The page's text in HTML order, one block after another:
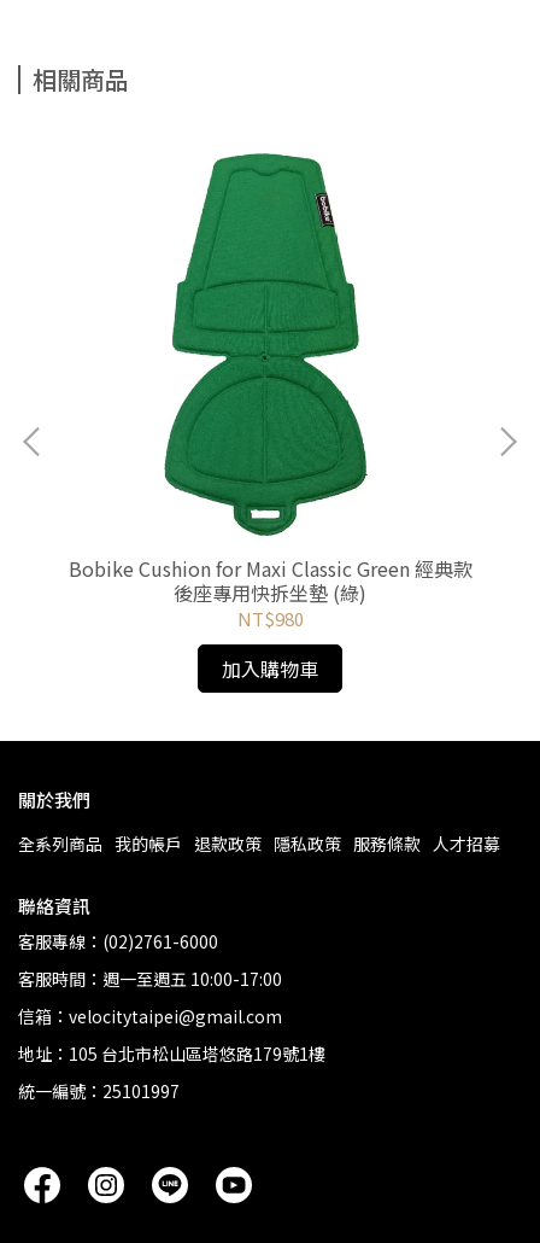
相關商品
Bobike Cushion for Maxi Classic Green 經典款
後座專用快拆坐墊 (綠)
NT$980
加入購物車
關於我們
全系列商品 我的帳戶 退款政策 隱私政策 服務條款 人才招募
聯絡資訊
客服專線：(02)2761-6000
客服時間：週一至週五 10:00-17:00
信箱：velocitytaipei@gmail.com
地址：105 台北市松山區塔悠路179號1樓
統一編號：25101997